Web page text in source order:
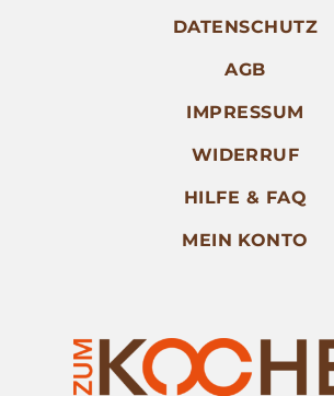
DATENSCHUTZ
AGB
IMPRESSUM
WIDERRUF
HILFE & FAQ
MEIN KONTO